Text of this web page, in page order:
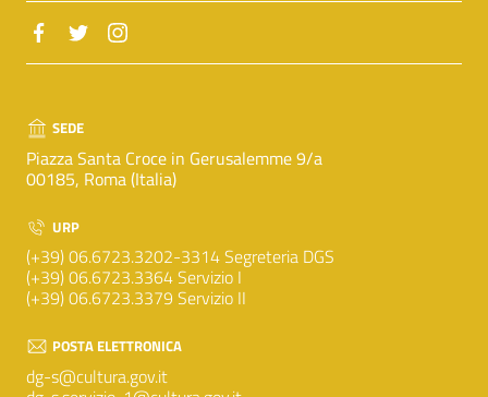
SEDE
Piazza Santa Croce in Gerusalemme 9/a
00185, Roma (Italia)
URP
(+39) 06.6723.3202-3314 Segreteria DGS
(+39) 06.6723.3364 Servizio I
(+39) 06.6723.3379 Servizio II
POSTA ELETTRONICA
dg-s@cultura.gov.it